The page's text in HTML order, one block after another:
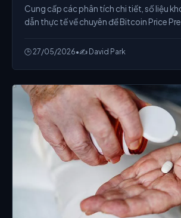
Cung cấp các phân tích chi tiết, số liệu
dẫn thực tế về chuyên đề Bitcoin Price
🕒 27/05/2026•✍️ David Park